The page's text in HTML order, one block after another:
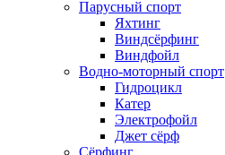
Парусный спорт
Яхтинг
Виндсёрфинг
Виндфойл
Водно-моторный спорт
Гидроцикл
Катер
Электрофойл
Джет сёрф
Сёрфинг